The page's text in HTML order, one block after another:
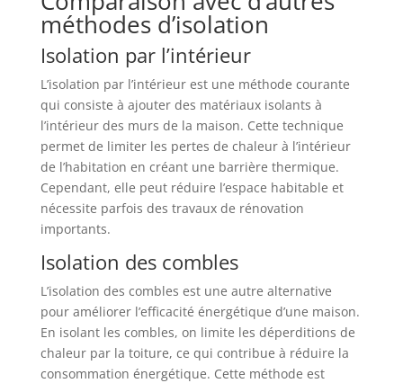
méthodes d’isolation
Isolation par l’intérieur
L’isolation par l’intérieur est une méthode courante
qui consiste à ajouter des matériaux isolants à
l’intérieur des murs de la maison. Cette technique
permet de limiter les pertes de chaleur à l’intérieur
de l’habitation en créant une barrière thermique.
Cependant, elle peut réduire l’espace habitable et
nécessite parfois des travaux de rénovation
importants.
Isolation des combles
L’isolation des combles est une autre alternative
pour améliorer l’efficacité énergétique d’une maison.
En isolant les combles, on limite les déperditions de
chaleur par la toiture, ce qui contribue à réduire la
consommation énergétique. Cette méthode est